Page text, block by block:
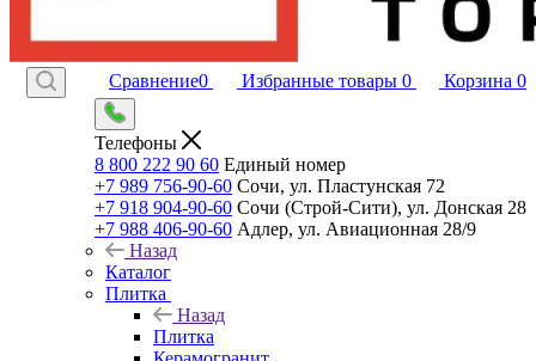
Сравнение0 Избранные товары 0 Корзина 0
Телефоны
8 800 222 90 60 Единый номер
+7 989 756-90-60 Сочи, ул. Пластунская 72
+7 918 904-90-60 Сочи (Строй-Сити), ул. Донская 28
+7 988 406-90-60 Адлер, ул. Авиационная 28/9
Назад
Каталог
Плитка
Назад
Плитка